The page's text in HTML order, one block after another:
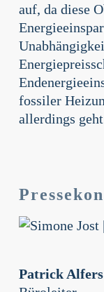
auf, da diese
fossiler
allerdings
Patrick Alfers